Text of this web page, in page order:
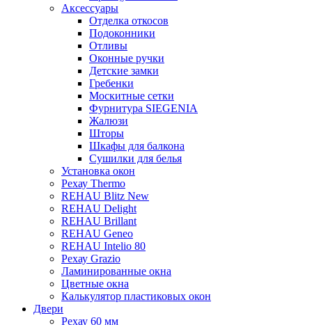
Аксессуары
Отделка откосов
Подоконники
Отливы
Оконные ручки
Детские замки
Гребенки
Москитные сетки
Фурнитура SIEGENIA
Жалюзи
Шторы
Шкафы для балкона
Сушилки для белья
Установка окон
Рехау Thermo
REHAU Blitz New
REHAU Delight
REHAU Brillant
REHAU Geneo
REHAU Intelio 80
Рехау Grazio
Ламинированные окна
Цветные окна
Калькулятор пластиковых окон
Двери
Рехау 60 мм